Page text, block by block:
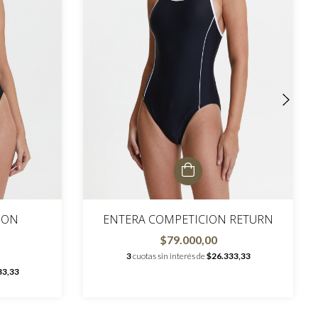
ENTERA COMPETICION RETURN
$79.000,00
3cuotas sin interés de$26.333,33